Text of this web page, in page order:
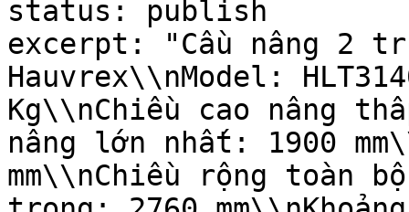
status: publish
excerpt: "Cầu nâng 2
Hauvrex\\nModel:
Kg\\nChiều cao nâng
nâng lớn nhất: 1900
mm\\nChiều rộng toàn